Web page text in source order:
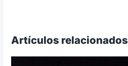
Artículos relacionados